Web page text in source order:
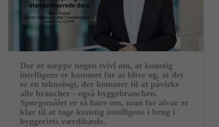
Der er næppe nogen tvivl om, at kunstig
intelligens er kommet for at blive og, at det
er en teknologi, der kommer til at påvirke
alle brancher - også byggebranchen.
Spørgsmålet er så bare om, man for alvor er
klar til at tage kunstig intelligens i brug i
byggeriets værdikæde.